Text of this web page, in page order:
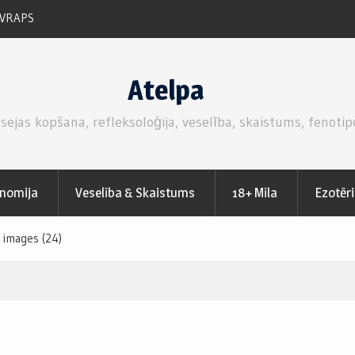
Atelpa
kopšana, refleksoloģija, veselība, skaistums,
Veselība & Skaistums 18+ Mīla
images (24)